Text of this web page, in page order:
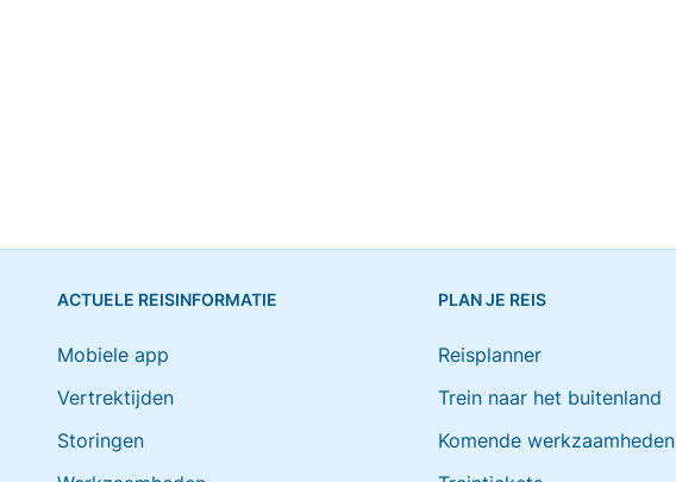
ACTUELE REISINFORMATIE
Mobiele app
Vertrektijden
Storingen
PLAN JE REIS
Reisplanner
Trein naar het buitenland
Komende werkzaamheden